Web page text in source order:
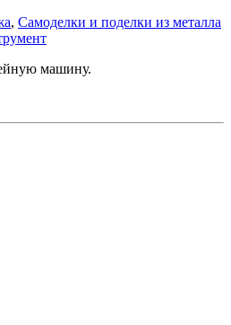
, Самоделки и поделки из металла
машину.